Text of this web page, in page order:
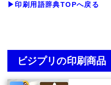
▶印刷用語辞典TOPへ戻る
ビジプリの印刷商品